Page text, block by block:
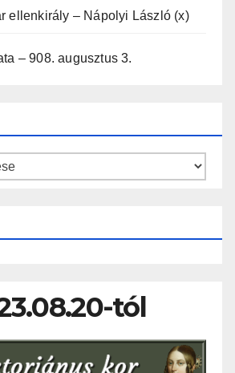
ellenkirály – Nápolyi László (x)
– 908. augusztus 3.
tól